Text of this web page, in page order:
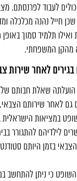
לעבוד לפרנסתם.
חייל נהנה מכלכלה
תלמיד סמוך
מהקן המשפחתי.
בגירים לאחר שירות
שאלת חבותם של
גם לאחר שירותם
דן השופט במציאות
לילדיהם להתגורר
בזמן היותם
כי ניתן להתחשב